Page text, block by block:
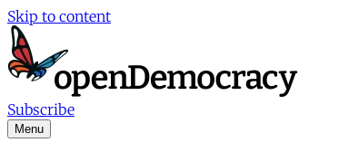
Skip to content
Subscribe
Menu